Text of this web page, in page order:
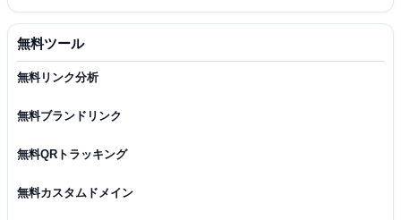
無料ツール
無料リンク分析
無料ブランドリンク
無料QRトラッキング
無料カスタムドメイン